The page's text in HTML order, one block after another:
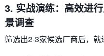
3. 实战演练：高效进
景调查
筛选出2-3家候选厂商后，就